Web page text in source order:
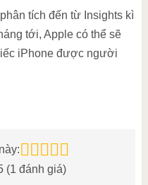
tích đến từ Insights kì
tới, Apple có thể sẽ
iPhone được người
(1 đánh giá)